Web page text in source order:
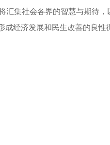
集社会各界的智慧与期待
经济发展和民生改善的良
人